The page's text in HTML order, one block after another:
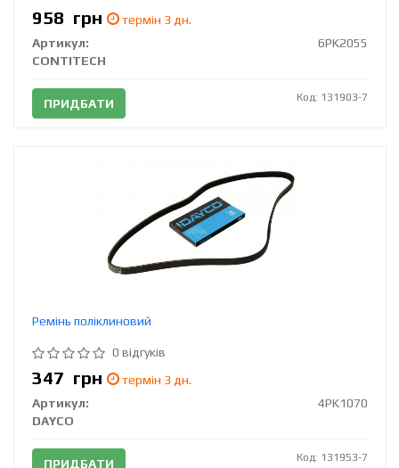
958 грн
термін 3 дн.
Артикул:
6PK2055
CONTITECH
ПРИДБАТИ Код: 131903-7
Ремінь поліклиновий
0 відгуків
347 грн
термін 3 дн.
Артикул:
4PK1070
DAYCO
ПРИДБАТИ Код: 131953-7